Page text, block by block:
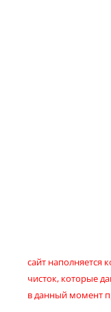
сайт наполняется
чисток, которые
в данный момент